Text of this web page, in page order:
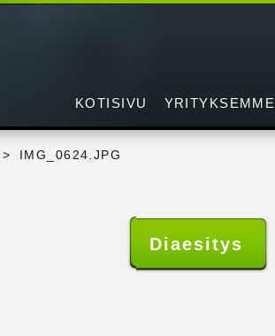
> IMG_0624.JPG
Diaesitys
KOTISIVU YRITYKSEMME